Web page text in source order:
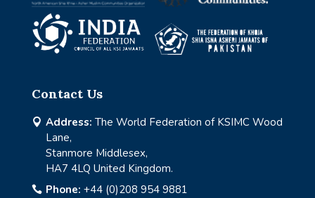
Contact Us
 Address: The World Federation of KSIMC Wood
Lane,
Stanmore Middlesex,
HA7 4LQ United Kingdom.
 Phone: +44 (0)208 954 9881